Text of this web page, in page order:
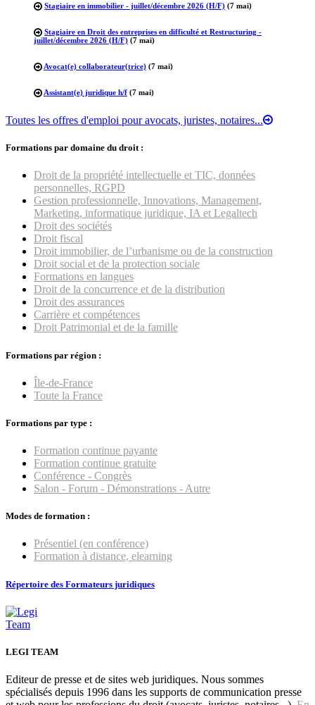
Stagiaire en immobilier - juillet/décembre 2026 (H/F) (7 mai)
Stagiaire en Droit des entreprises en difficulté et Restructuring -
juillet/décembre 2026 (H/F) (7 mai)
Avocat(e) collaborateur(trice) (7 mai)
Assistant(e) juridique h/f (7 mai)
Toutes les offres d'emploi pour avocats, juristes, notaires...
Formations par domaine du droit :
Droit de la propriété intellectuelle et TIC, données
personnelles, RGPD
Gestion professionnelle, Innovations, Management,
Marketing, informatique juridique, IA et Legaltech
Droit des sociétés
Droit fiscal
Droit immobilier, de l’urbanisme ou de la construction
Droit social et de la protection sociale
Formations en langues
Droit de la concurrence et de la distribution
Droit des assurances
Carrière et compétences
Droit Patrimonial et de la famille
Formations par région :
Île-de-France
Toute la France
Formations par type :
Formation continue payante
Formation continue gratuite
Conférence - Congrès
Salon - Forum - Démonstrations - Autre
Modes de formation :
Présentiel (en conférence)
Formation à distance, elearning
Répertoire des Formateurs juridiques
LEGI TEAM
Editeur de presse et de sites web juridiques. Nous sommes
spécialisés depuis 1996 dans les supports de communication presse